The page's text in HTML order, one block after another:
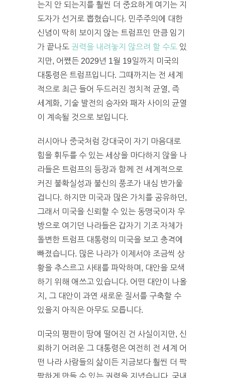
는지 안 되는지를 훨씬 더 중요하게 여기는 지
도자가 선거로 뽑혔습니다. 민주주의에 대한
신념이 딱히 보이지 않는 트럼프인 만큼 임기
가 끝나도 권력을 내려놓지 않으려 할 수도 있
지만, 어쨌든 2029년 1월 19일까지 미국의
대통령은 트럼프입니다. 그때까지는 전 세계
적으로 최근 들어 두드러진 정치적 균열, 즉
세계화, 기술 발전의 승자와 패자 사이의 균열
이 계속될 것으로 보입니다.
러시아나 중국처럼 강대국이 자기 마음대로
힘을 휘두를 수 있는 세상을 마다하지 않을 나
라들은 트럼프의 등장과 함께 전 세계적으로
커진 불확실성과 불신의 풍조가 내심 반가울
겁니다. 하지만 미국과 많은 가치를 공유하던,
그래서 미국을 신뢰할 수 있는 동맹국이자 우
방으로 여기던 나라들은 갑자기 기조 자체가
돌변한 트럼프 대통령의 미국을 보고 충격에
빠졌습니다. 많은 나라가 이제서야 조금씩 상
황을 추스르고 사태를 파악하며, 대안을 모색
하기 위해 애쓰고 있습니다. 어떤 대안이 나올
지, 그 대안이 과연 새로운 질서를 구축할 수
있을지 아직은 아무도 모릅니다.
미국의 평판이 땅에 떨어진 건 사실이지만, 신
뢰하기 어려운 그 대통령은 여전히 전 세계 어
떤 나라 사람들의 삶이든 지금보다 훨씬 더 팍
팍하게 만들 수 있는 권력을 지녔습니다. 국내